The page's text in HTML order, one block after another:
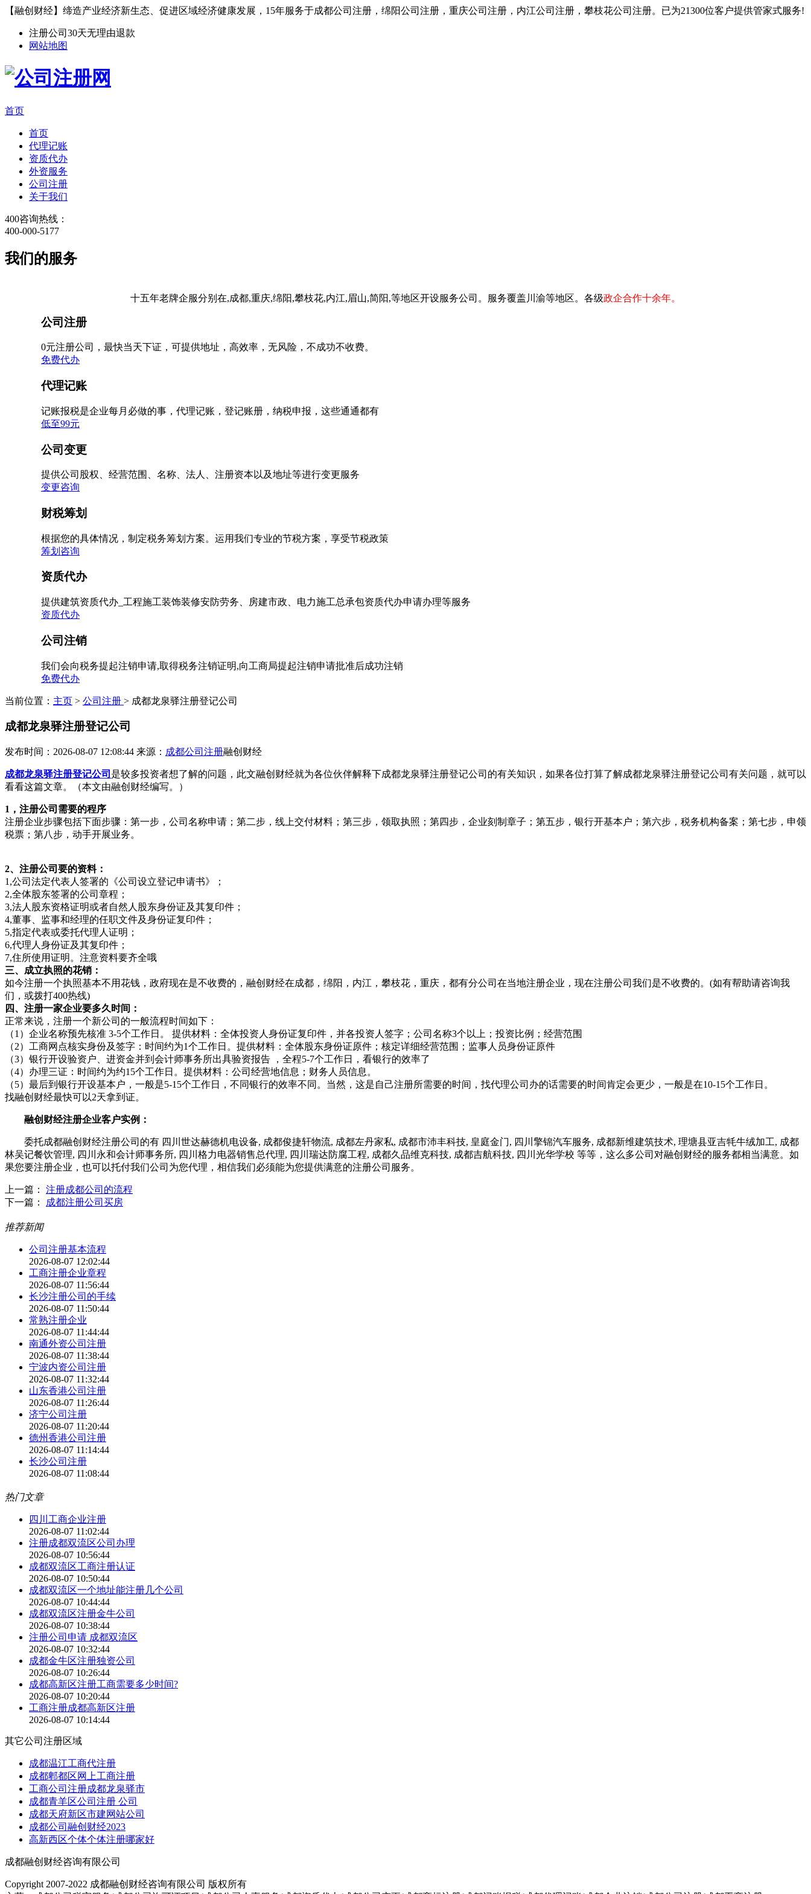
【融创财经】缔造产业经济新生态、促进区域经济健康发展，15年服务于成都公司注册，绵阳公司注册，重庆公司注册，内江公司注册，攀枝花公司注册。已为21300位客户提供管家式服务!
注册公司30天无理由退款
网站地图
首页
首页
代理记账
资质代办
外资服务
公司注册
关于我们
400咨询热线：
400-000-5177
我们的服务
十五年老牌企服分别在,成都,重庆,绵阳,攀枝花,内江,眉山,简阳,等地区开设服务公司。服务覆盖川渝等地区。各级政企合作十余年。
公司注册
0元注册公司，最快当天下证，可提供地址，高效率，无风险，不成功不收费。
免费代办
代理记账
记账报税是企业每月必做的事，代理记账，登记账册，纳税申报，这些通通都有
低至99元
公司变更
提供公司股权、经营范围、名称、法人、注册资本以及地址等进行变更服务
变更咨询
财税筹划
根据您的具体情况，制定税务筹划方案。运用我们专业的节税方案，享受节税政策
筹划咨询
资质代办
提供建筑资质代办_工程施工装饰装修安防劳务、房建市政、电力施工总承包资质代办申请办理等服务
资质代办
公司注销
我们会向税务提起注销申请,取得税务注销证明,向工商局提起注销申请批准后成功注销
免费代办
当前位置： 主页 > 公司注册 > 成都龙泉驿注册登记公司
成都龙泉驿注册登记公司
发布时间：2026-08-07 12:08:44 来源： 成都公司注册融创财经
成都龙泉驿注册登记公司 是较多投资者想了解的问题，此文融创财经就为各位伙伴解释下成都龙泉驿注册登记公司的有关知识，如果各位打算了解成都龙泉驿注册登记公司有关问题，就可以
看看这篇文章。（本文由融创财经编写。）
1，注册公司需要的程序
注册企业步骤包括下面步骤：第一步，公司名称申请；第二步，线上交付材料；第三步，领取执照；第四步，企业刻制章子；第五步，银行开基本户；第六步，税务机构备案；第七步，申领
税票；第八步，动手开展业务。
2、注册公司要的资料：
1,公司法定代表人签署的《公司设立登记申请书》；
2,全体股东签署的公司章程；
3,法人股东资格证明或者自然人股东身份证及其复印件；
4,董事、监事和经理的任职文件及身份证复印件；
5,指定代表或委托代理人证明；
6,代理人身份证及其复印件；
7,住所使用证明。注意资料要齐全哦
三、成立执照的花销：
如今注册一个执照基本不用花钱，政府现在是不收费的，融创财经在成都，绵阳，内江，攀枝花，重庆，都有分公司在当地注册企业，现在注册公司我们是不收费的。(如有帮助请咨询我
们，或拨打400热线)
四、注册一家企业要多久时间：
正常来说，注册一个新公司的一般流程时间如下：
（1）企业名称预先核准 3-5个工作日。 提供材料：全体投资人身份证复印件，并各投资人签字；公司名称3个以上；投资比例；经营范围
（2）工商网点核实身份及签字：时间约为1个工作日。提供材料：全体股东身份证原件；核定详细经营范围；监事人员身份证原件
（3）银行开设验资户、进资金并到会计师事务所出具验资报告 ，全程5-7个工作日，看银行的效率了
（4）办理三证：时间约为约15个工作日。提供材料：公司经营地信息；财务人员信息。
（5）最后到银行开设基本户，一般是5-15个工作日，不同银行的效率不同。当然，这是自己注册所需要的时间，找代理公司办的话需要的时间肯定会更少，一般是在10-15个工作日。
找融创财经最快可以2天拿到证。
融创财经注册企业客户实例：
委托成都融创财经注册公司的有 四川世达赫德机电设备, 成都俊捷轩物流, 成都左丹家私, 成都市沛丰科技, 皇庭金门, 四川擎锦汽车服务, 成都新维建筑技术, 理塘县亚吉牦牛绒加工, 成都
林吴记餐饮管理, 四川永和会计师事务所, 四川格力电器销售总代理, 四川瑞达防腐工程, 成都久品维克科技, 成都吉航科技, 四川光华学校 等等，这么多公司对融创财经的服务都相当满意。如
果您要注册企业，也可以托付我们公司为您代理，相信我们必须能为您提供满意的注册公司服务。
上一篇： 注册成都公司的流程
下一篇：
成都注册公司买房
推荐新闻
公司注册基本流程
2026-08-07 12:02:44
工商注册企业章程
2026-08-07 11:56:44
长沙注册公司的手续
2026-08-07 11:50:44
常熟注册企业
2026-08-07 11:44:44
南通外资公司注册
2026-08-07 11:38:44
宁波内资公司注册
2026-08-07 11:32:44
山东香港公司注册
2026-08-07 11:26:44
济宁公司注册
2026-08-07 11:20:44
德州香港公司注册
2026-08-07 11:14:44
长沙公司注册
2026-08-07 11:08:44
热门文章
四川工商企业注册
2026-08-07 11:02:44
注册成都双流区公司办理
2026-08-07 10:56:44
成都双流区工商注册认证
2026-08-07 10:50:44
成都双流区一个地址能注册几个公司
2026-08-07 10:44:44
成都双流区注册金牛公司
2026-08-07 10:38:44
注册公司申请 成都双流区
2026-08-07 10:32:44
成都金牛区注册独资公司
2026-08-07 10:26:44
成都高新区注册工商需要多少时间?
2026-08-07 10:20:44
工商注册成都高新区注册
2026-08-07 10:14:44
其它公司注册区域
成都温江工商代注册
成都郫都区网上工商注册
工商公司注册成都龙泉驿市
成都青羊区公司注册 公司
成都天府新区市建网站公司
成都公司融创财经2023
高新西区个体个体注册哪家好
成都融创财经咨询有限公司
Copyright 2007-2022 成都融创财经咨询有限公司 版权所有